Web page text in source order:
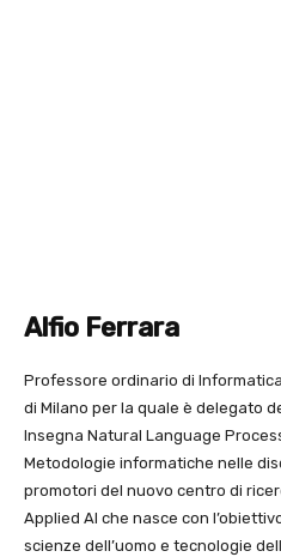
Alfio Ferrara
Professore ordinario di
di Milano per la quale è delegato
Insegna Natural Language
Metodologie informatiche nelle
promotori del nuovo centro di
Applied AI che nasce con
scienze dell’uomo e tecnologie